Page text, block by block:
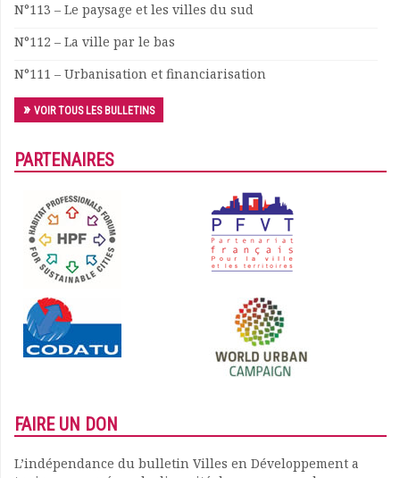
Forum
Actualités
N°113 – Le paysage et les villes du sud
N°112 – La ville par le bas
N°111 – Urbanisation et financiarisation
VOIR TOUS LES BULLETINS
PARTENAIRES
FAIRE UN DON
L’indépendance du bulletin Villes en Développement a